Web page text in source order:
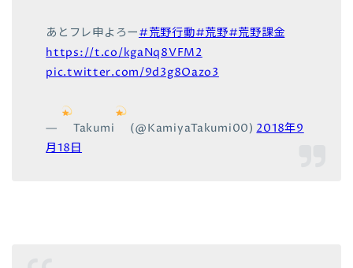
あとフレ申よろー#荒野行動#荒野#荒野課金
https://t.co/kgaNq8VFM2
pic.twitter.com/9d3g8Oazo3
— Takumi (@KamiyaTakumi00)2018年9
月18日